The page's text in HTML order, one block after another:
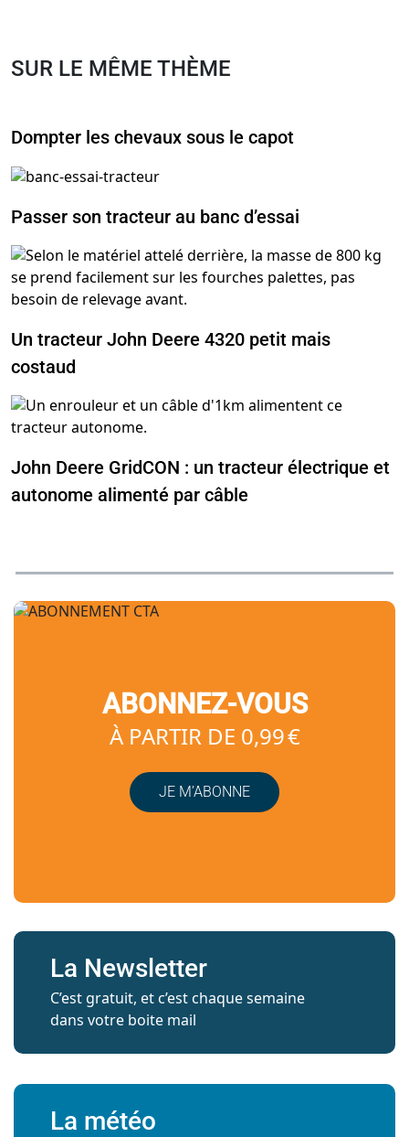
SUR LE MÊME THÈME
Dompter les chevaux sous le capot
Passer son tracteur au banc d’essai
Un tracteur John Deere 4320 petit mais
costaud
John Deere GridCON : un tracteur électrique et
autonome alimenté par câble
ABONNEZ-VOUS
À PARTIR DE 0,99 €
JE M’ABONNE
La Newsletter
C’est gratuit, et c’est chaque semaine
dans votre boite mail
La météo